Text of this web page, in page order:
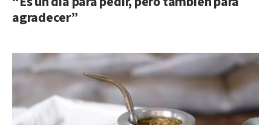
agradecer”